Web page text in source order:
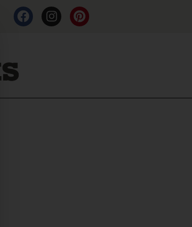
Button wird der Dialog geschlossen. Seine Funktionalität ist